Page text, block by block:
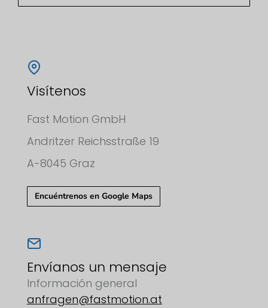
Visítenos
Fast Motion GmbH
Andritzer Reichsstraße 19
A-8045 Graz
Encuéntrenos en Google Maps
Envíanos un mensaje
Información general
anfragen@fastmotion.at